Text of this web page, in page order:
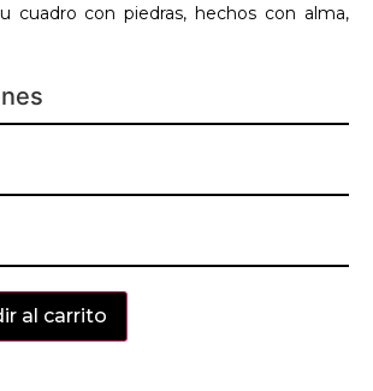
cuadro con piedras, hechos con alma,
al carrito